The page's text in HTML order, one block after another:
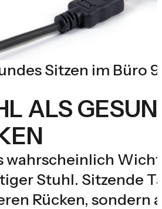
Sitzen im Büro 9
ALS
wahrscheinlich
Stuhl. Sitzende
Rücken, sondern